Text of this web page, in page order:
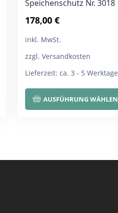
Speichenschutz Nr. 3018
178,00€
inkl. MwSt.
zzgl. Versandkosten
Lieferzeit:ca. 3 - 5 Werktage
AUSFÜHRUNG WÄHLEN